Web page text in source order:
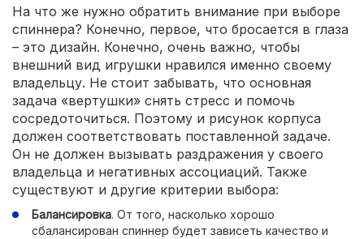
На что же нужно обратить внимание при выборе
спиннера? Конечно, первое, что бросается в глаза
– это дизайн. Конечно, очень важно, чтобы
внешний вид игрушки нравился именно своему
владельцу. Не стоит забывать, что основная
задача «вертушки» снять стресс и помочь
сосредоточиться. Поэтому и рисунок корпуса
должен соответствовать поставленной задаче.
Он не должен вызывать раздражения у своего
владельца и негативных ассоциаций. Также
существуют и другие критерии выбора:
Балансировка. От того, насколько хорошо
сбалансирован спиннер будет зависеть качество и